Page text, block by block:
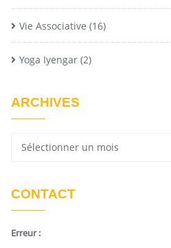
Vie Associative (16)
Yoga Iyengar (2)
ARCHIVES
CONTACT
Erreur :